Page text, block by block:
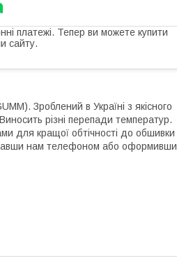
платежі. Тепер ви можете купити
сайту.
Зроблений в Україні з якісного
різні перепади температур.
для кращої обтічності до обшивки
нам телефоном або оформивши